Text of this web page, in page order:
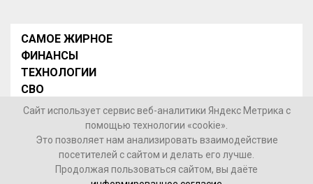
САМОЕ ЖИРНОЕ
ФИНАНСЫ
ТЕХНОЛОГИИ
СВО
НОВОСТИ В МИРЕ
НОВОСТИ РОССИИ
Контакты
© 2026 Интернет-газета «МедиаЖир» -Согласие
Сайт использует сервис веб-аналитики Яндекс Метрика с
помощью технологии «cookie».
Это позволяет нам анализировать взаимодействие
посетителей с сайтом и делать его лучше.
Продолжая пользоваться сайтом, вы даёте